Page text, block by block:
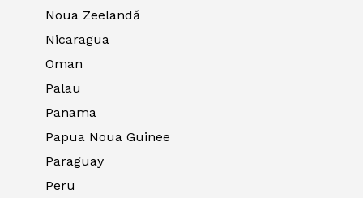
Noua Zeelandă
Nicaragua
Oman
Palau
Panama
Papua Noua Guinee
Paraguay
Peru